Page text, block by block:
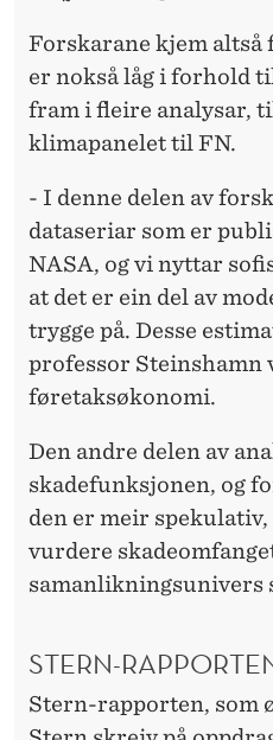
Forskarane kjem altså
er nokså låg i forhold
fram i fleire analysar,
klimapanelet til FN.
- I denne delen av
dataseriar som er
NASA, og vi nyttar
at det er ein del av
trygge på. Desse
professor
føretaksøkonomi.
Den andre delen av
skadefunksjonen, og
den er meir
vurdere
samanlikningsunivers
STERN-
Stern-rapporten, som